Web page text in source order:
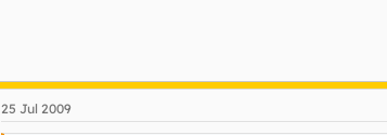
25 Jul 2009